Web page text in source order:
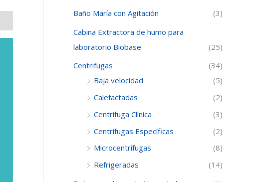
Baño María con Agitación
(3)
Cabina Extractora de humo para
laboratorio Biobase
(25)
Centrifugas
(34)
Baja velocidad
(5)
Calefactadas
(2)
Centrífuga Clínica
(3)
Centrífugas Específicas
(2)
Microcentrífugas
(8)
Refrigeradas
(14)